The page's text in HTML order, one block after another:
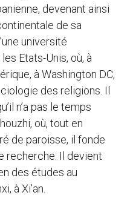
devenant ainsi
de sa
université
Etats-Unis, où, à
à Washington DC,
des religions. Il
n’a pas le temps
où, tout en
de paroisse, il fonde
recherche. Il devient
des études au
à Xi’an.